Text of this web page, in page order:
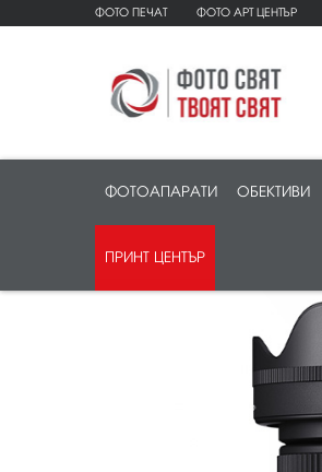
ФОТО ПЕЧАТ ФОТО АРТ ЦЕНТЪР
ФОТОАПАРАТИ ОБЕКТИВИ
ПРИНТ ЦЕНТЪР